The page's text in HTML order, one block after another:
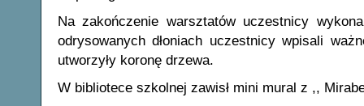
Na zakończenie warsztatów uczestnicy
odrysowanych dłoniach uczestnicy wpisali
utworzyły koronę drzewa.
W bibliotece szkolnej zawisł mini mural z ,,